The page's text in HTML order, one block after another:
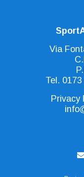
Via
Tel.
Privacy